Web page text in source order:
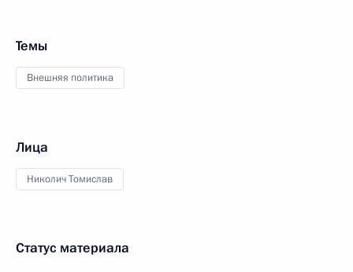
Темы
Внешняя политика
Лица
Николич Томислав
Статус материала